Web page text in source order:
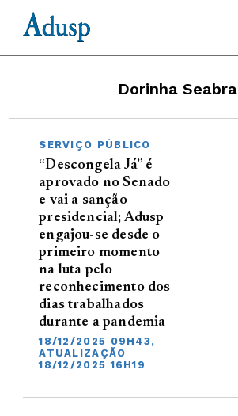
Dorinha Seabra
SERVIÇO PÚBLICO
“Descongela Já” é
aprovado no Senado
e vai a sanção
presidencial; Adusp
engajou-se desde o
primeiro momento
na luta pelo
reconhecimento dos
dias trabalhados
durante a pandemia
18/12/2025 09H43,
ATUALIZAÇÃO
18/12/2025 16H19